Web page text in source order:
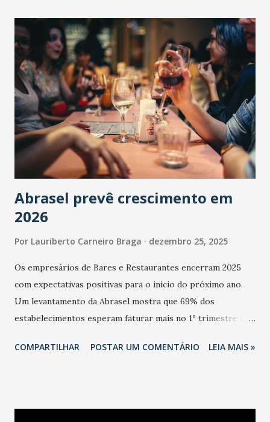
Abrasel prevê crescimento em
2026
Por Lauriberto Carneiro Braga dezembro 25, 2025
Os empresários de Bares e Restaurantes encerram 2025
com expectativas positivas para o início do próximo ano.
Um levantamento da Abrasel mostra que 69% dos
estabelecimentos esperam faturar mais no 1º trimestre de
relação ao último trimestre deste ano, 56% também
COMPARTILHAR POSTAR UM COMENTÁRIO LEIA MAIS »